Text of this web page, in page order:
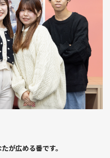
が広める番です。